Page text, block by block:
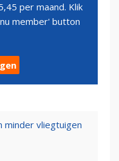
per maand. Klik
member' button
minder vliegtuigen